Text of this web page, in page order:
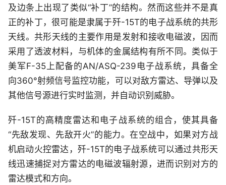
及边条上出现了类似“补丁”的结构。然而这些并不是真
正的补丁，很可能是隶属于歼-15T的电子战系统的共形
天线。共形天线的主要作用是发射和接收电磁波，因而
采用了透波材料，与机体的金属结构有所不同。类似于
美军F-35上配备的AN/ASQ-239电子战系统，具备全
向360°射频信号监控功能，可以对敌方雷达、导弹以及
其他信号源进行实时监测，并自动识别威胁。
歼-15T的高精度雷达和电子战系统的组合，使其具备
“先敌发现、先敌开火”的能力。在空战中，如果对方战
机启动火控雷达，歼-15T的电子战系统可以通过共形天
线迅速捕捉对方雷达的电磁波辐射源，进而识别对方的
雷达模式和方向。